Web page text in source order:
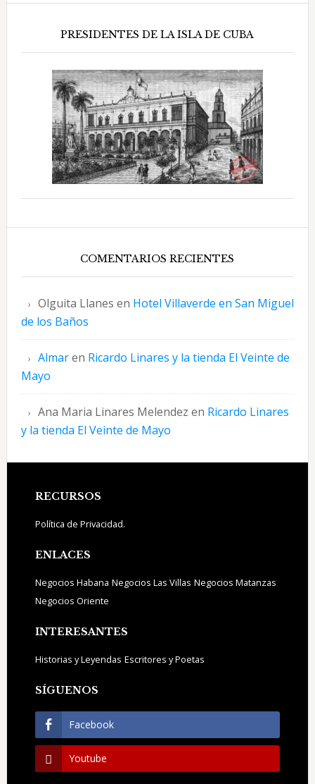
PRESIDENTES DE LA ISLA DE CUBA
COMENTARIOS RECIENTES
Olguita Llanes en Hotel Villaverde en San Miguel
de los Baños
Almaren Ricardo Linares y la tienda El Veinte de
Mayo
Ana Maria Linares Melendez en Ricardo Linares
y la tienda El Veinte de Mayo
Footer
RECURSOS
Política de Privacidad.
ENLACES
Negocios Habana Negocios Las Villas Negocios Matanzas
Negocios Oriente
INTERESANTES
Historias y Leyendas Escritores y Poetas
SÍGUENOS
Facebook
Youtube